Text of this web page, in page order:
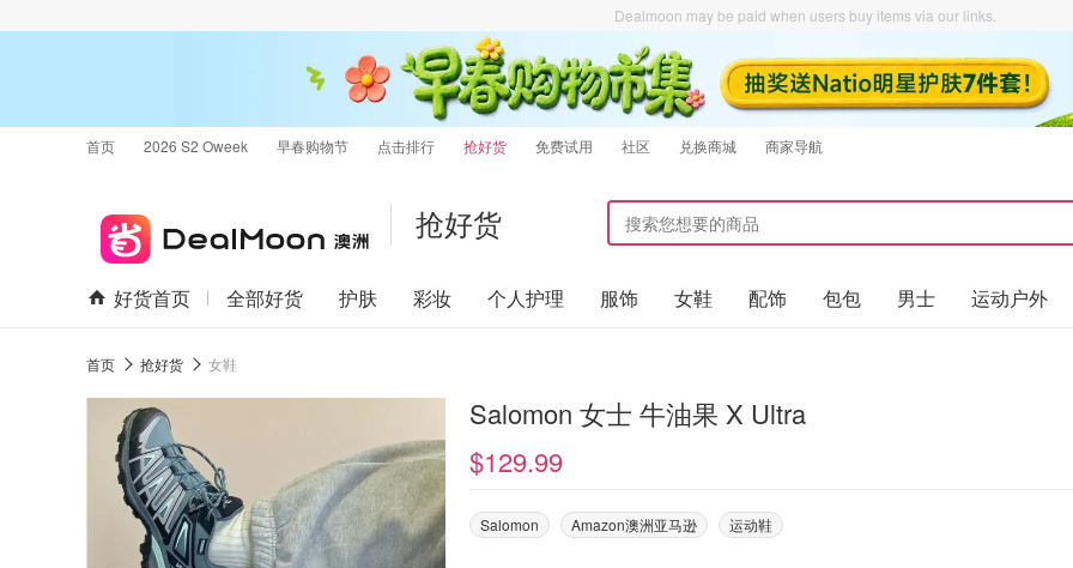
Dealmoon may be paid when users buy items via our links.
首页 2026 S2 Oweek 早春购物节 点击排行 抢好货 免费试用 社区 兑换商城 商家导航
抢好货
好货首页 全部好货 护肤 彩妆 个人护理 服饰 女鞋 配饰 包包 男士 运动户外
首页 抢好货 女鞋
Salomon 女士 牛油果 X Ultra
$129.99
Salomon Amazon澳洲亚马逊 运动鞋